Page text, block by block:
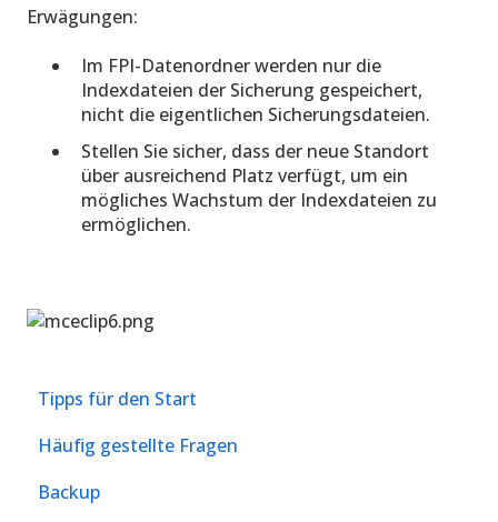
Erwägungen:
Im FPI-Datenordner werden nur die
Indexdateien der Sicherung gespeichert,
nicht die eigentlichen Sicherungsdateien.
Stellen Sie sicher, dass der neue Standort
über ausreichend Platz verfügt, um ein
mögliches Wachstum der Indexdateien zu
ermöglichen.
Tipps für den Start
Häufig gestellte Fragen
Backup